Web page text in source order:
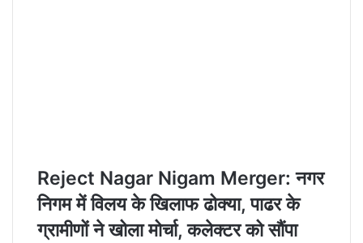
Reject Nagar Nigam Merger: नगर
निगम में विलय के खिलाफ ढोक्या, पाढर के
ग्रामीणों ने खोला मोर्चा, कलेक्टर को सौंपा